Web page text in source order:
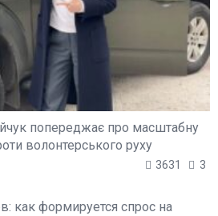
попереджає про масштабну
волонтерського руху
3631 3
как формируется спрос на